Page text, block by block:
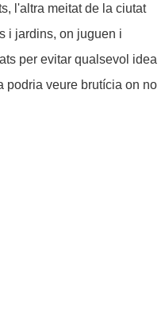
l'altra meitat de la ciutat
i jardins, on juguen i
per evitar qualsevol idea
podria veure brutícia on no